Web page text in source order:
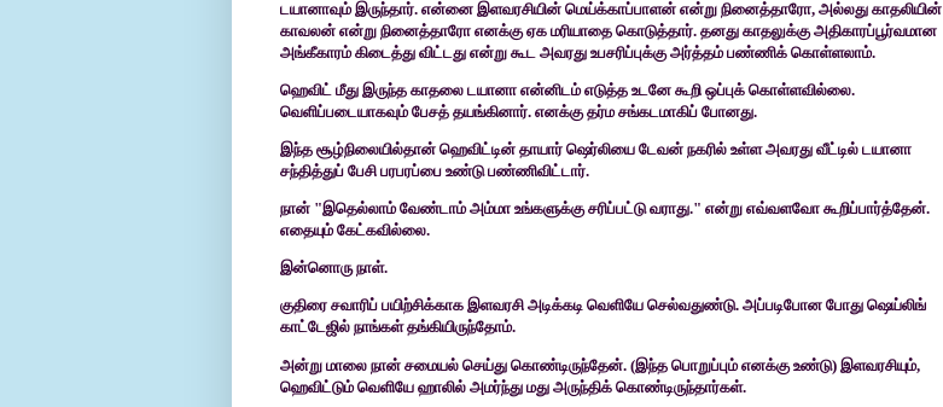
டயானாவும் இருந்தார். என்னை இளவரசியின் மெய்க்காப்பாளன் என்று நினைத்தாரோ, அல்லது காதலியின்
காவலன் என்று நினைத்தாரோ எனக்கு ஏக மரியாதை கொடுத்தார். தனது காதலுக்கு அதிகாரப்பூர்வமான
அங்கீகாரம் கிடைத்து விட்டது என்று கூட அவரது உபசரிப்புக்கு அர்த்தம் பண்ணிக் கொள்ளலாம்.
ஹெவிட் மீது இருந்த காதலை டயானா என்னிடம் எடுத்த உடனே கூறி ஒப்புக் கொள்ளவில்லை.
வெளிப்படையாகவும் பேசத் தயங்கினார். எனக்கு தர்ம சங்கடமாகிப் போனது.
இந்த சூழ்நிலையில்தான் ஹெவிட்டின் தாயார் ஷெர்லியை டேவன் நகரில் உள்ள அவரது வீட்டில் டயானா
சந்தித்துப் பேசி பரபரப்பை உண்டு பண்ணிவிட்டார்.
நான் "இதெல்லாம் வேண்டாம் அம்மா உங்களுக்கு சரிப்பட்டு வராது." என்று எவ்வளவோ கூறிப்பார்த்தேன்.
எதையும் கேட்கவில்லை.
இன்னொரு நாள்.
குதிரை சவாரிப் பயிற்சிக்காக இளவரசி அடிக்கடி வெளியே செல்வதுண்டு. அப்படிபோன போது ஷெய்லிங்
காட்டேஜில் நாங்கள் தங்கியிருந்தோம்.
அன்று மாலை நான் சமையல் செய்து கொண்டிருந்தேன். (இந்த பொறுப்பும் எனக்கு உண்டு) இளவரசியும்,
ஹெவிட்டும் வெளியே ஹாலில் அமர்ந்து மது அருந்திக் கொண்டிருந்தார்கள்.